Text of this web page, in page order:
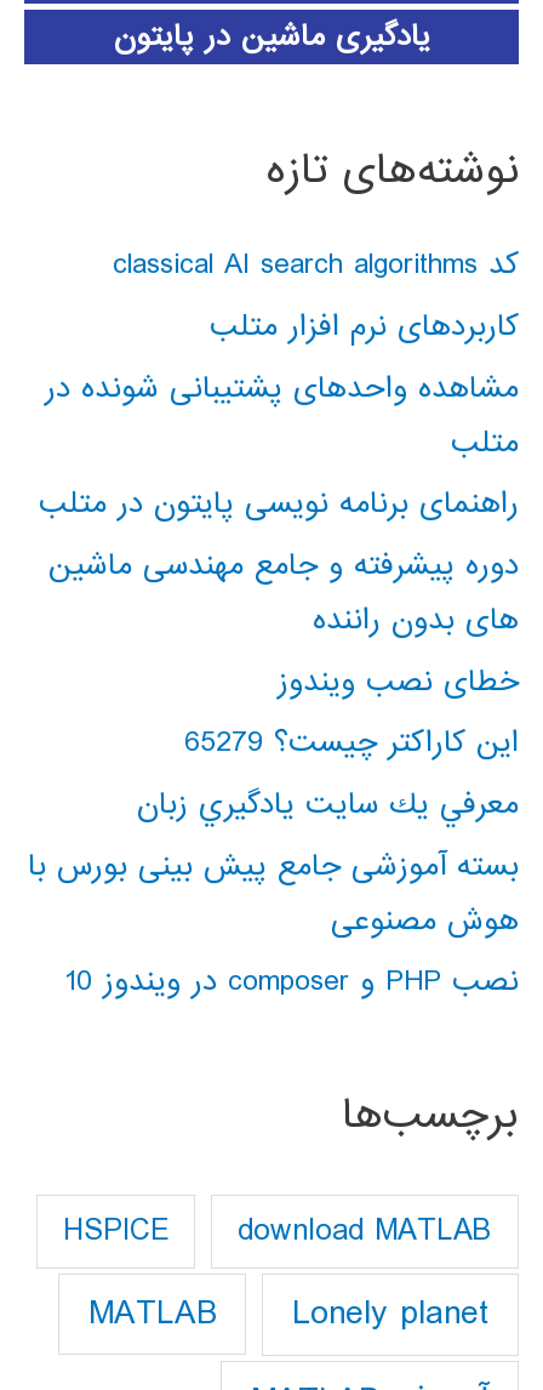
یادگیری ماشین در پایتون
نوشته‌های تازه
کد classical AI search algorithms
کاربردهای نرم افزار متلب
مشاهده واحدهای پشتیبانی شونده در
متلب
راهنمای برنامه نویسی پایتون در متلب
دوره پیشرفته و جامع مهندسی ماشین
های بدون راننده
خطای نصب ویندوز
این کاراکتر چیست؟ 65279
معرفي يك سايت يادگيري زبان
بسته آموزشی جامع پیش بینی بورس با
هوش مصنوعی
نصب PHP و composer در ویندوز 10
برچسب‌ها
download MATLAB
HSPICE
Lonely planet
MATLAB